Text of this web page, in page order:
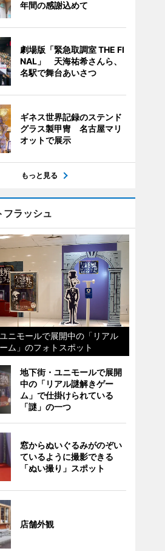
年間の感謝込めて
劇場版「緊急取調室 THE FI
NAL」 天海祐希さんら、
名駅で舞台あいさつ
ギネス世界記録のステンド
グラス製甲冑 名古屋マリ
オットで展示
もっと見る
フラッシュ
ニモールで展開中の「リアル
ム」のフォトスポット
地下街・ユニモールで展開
中の「リアル謎解きゲー
ム」で仕掛けられている
「謎」の一つ
窓からぬいぐるみがのぞい
ているように撮影できる
「ぬい撮り」スポット
店舗外観